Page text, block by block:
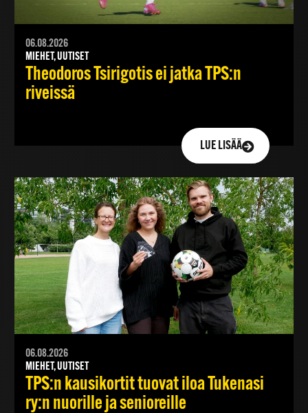
06.08.2026
MIEHET, UUTISET
Theodoros Tsirigotis ei jatka TPS:n
riveissä
LUE LISÄÄ
06.08.2026
MIEHET, UUTISET
TPS:n kausikortit tuovat iloa Tukenasi
ry:n nuorille ja senioreille